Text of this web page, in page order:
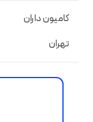
کامیون داران
تهران